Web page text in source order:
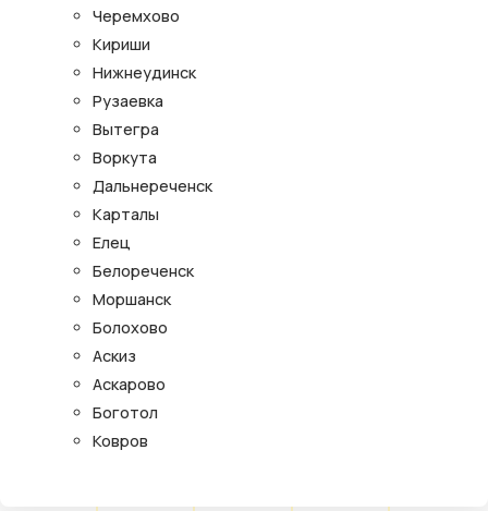
Черемхово
Кириши
Нижнеудинск
Рузаевка
Вытегра
Воркута
Дальнереченск
Карталы
Елец
Белореченск
Моршанск
Болохово
Аскиз
Аскарово
Боготол
Ковров